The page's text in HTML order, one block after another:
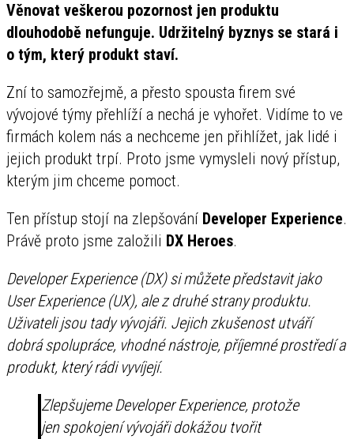
Věnovat veškerou pozornost jen produktu
dlouhodobě nefunguje. Udržitelný byznys se stará i
o tým, který produkt staví.
Zní to samozřejmě, a přesto spousta firem své
vývojové týmy přehlíží a nechá je vyhořet. Vidíme to ve
firmách kolem nás a nechceme jen přihlížet, jak lidé i
jejich produkt trpí. Proto jsme vymysleli nový přístup,
kterým jim chceme pomoct.
Ten přístup stojí na zlepšování Developer Experience.
Právě proto jsme založili DX Heroes.
Developer Experience (DX) si můžete představit jako
User Experience (UX), ale z druhé strany produktu.
Uživateli jsou tady vývojáři. Jejich zkušenost utváří
dobrá spolupráce, vhodné nástroje, příjemné prostředí a
produkt, který rádi vyvíjejí.
Zlepšujeme Developer Experience, protože
jen spokojení vývojáři dokážou tvořit